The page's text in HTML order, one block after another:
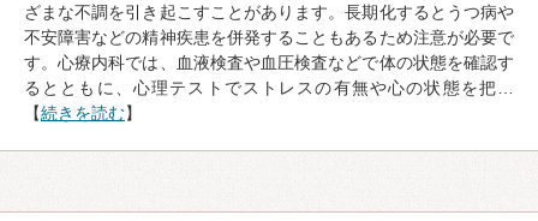
ざまな不調を引き起こすことがあります。長期化するとうつ病や
不安障害などの精神疾患を併発することもあるため注意が必要で
す。心療内科では、血液検査や血圧検査などで体の状態を確認す
るとともに、心理テストでストレスの有無や心の状態を把…
【続きを読む】